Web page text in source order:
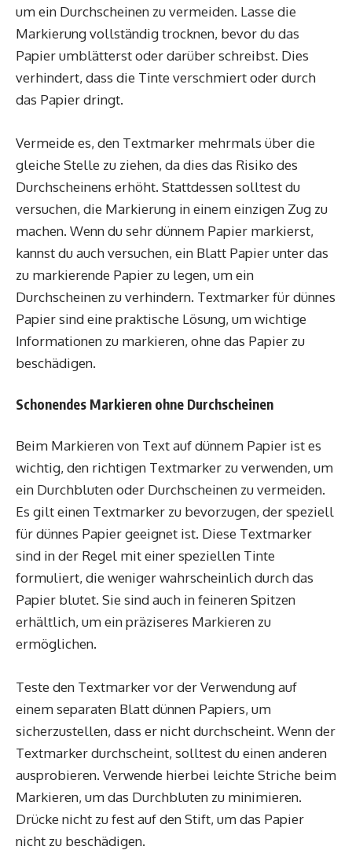
um ein Durchscheinen zu vermeiden. Lasse die
Markierung vollständig trocknen, bevor du das
Papier umblätterst oder darüber schreibst. Dies
verhindert, dass die Tinte verschmiert oder durch
das Papier dringt.
Vermeide es, den Textmarker mehrmals über die
gleiche Stelle zu ziehen, da dies das Risiko des
Durchscheinens erhöht. Stattdessen solltest du
versuchen, die Markierung in einem einzigen Zug zu
machen. Wenn du sehr dünnem Papier markierst,
kannst du auch versuchen, ein Blatt Papier unter das
zu markierende Papier zu legen, um ein
Durchscheinen zu verhindern. Textmarker für dünnes
Papier sind eine praktische Lösung, um wichtige
Informationen zu markieren, ohne das Papier zu
beschädigen.
Schonendes Markieren ohne Durchscheinen
Beim Markieren von Text auf dünnem Papier ist es
wichtig, den richtigen Textmarker zu verwenden, um
ein Durchbluten oder Durchscheinen zu vermeiden.
Es gilt einen Textmarker zu bevorzugen, der speziell
für dünnes Papier geeignet ist. Diese Textmarker
sind in der Regel mit einer speziellen Tinte
formuliert, die weniger wahrscheinlich durch das
Papier blutet. Sie sind auch in feineren Spitzen
erhältlich, um ein präziseres Markieren zu
ermöglichen.
Teste den Textmarker vor der Verwendung auf
einem separaten Blatt dünnen Papiers, um
sicherzustellen, dass er nicht durchscheint. Wenn der
Textmarker durchscheint, solltest du einen anderen
ausprobieren. Verwende hierbei leichte Striche beim
Markieren, um das Durchbluten zu minimieren.
Drücke nicht zu fest auf den Stift, um das Papier
nicht zu beschädigen.